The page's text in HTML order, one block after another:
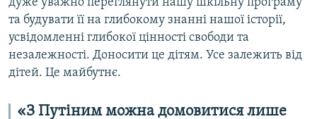
дуже уважно переглянути нашу шкільну програму
та будувати її на глибокому знанні нашої історії,
усвідомленні глибокої цінності свободи та
незалежності. Доносити це дітям. Усе залежить від
дітей. Це майбутнє.
«З Путіним можна домовитися лише